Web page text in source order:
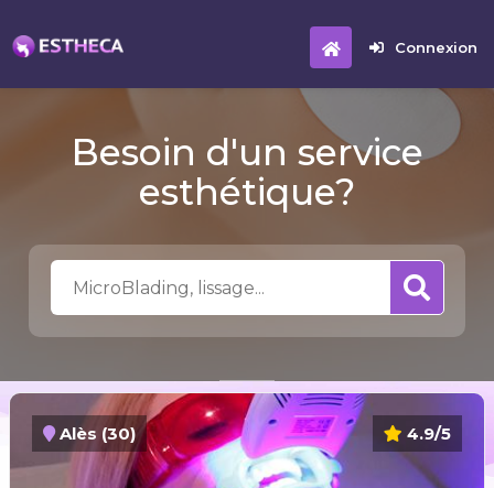
Connexion
Besoin d'un service
esthétique?
4.9/5
Alès (30)